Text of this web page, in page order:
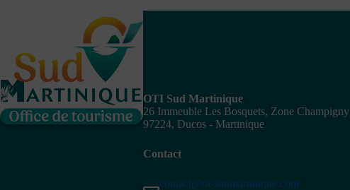
OTI Sud Martinique
26 Immeuble Les Bosquets, Zone Champigny
97224, Ducos - Martinique
Contact
contact@ot-sudmartinique.com